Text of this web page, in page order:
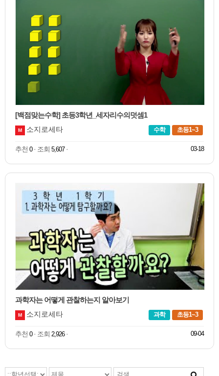
[백점맞는수학] 초등3학년_세자리수의덧셈1
M 소지로세타 수학 초등1~3
추천 0· 조회 5,607· 03-18
과학자는 어떻게 관찰하는지 알아보기
M 소지로세타 과학 초등1~3
추천 0· 조회 2,926· 09-04